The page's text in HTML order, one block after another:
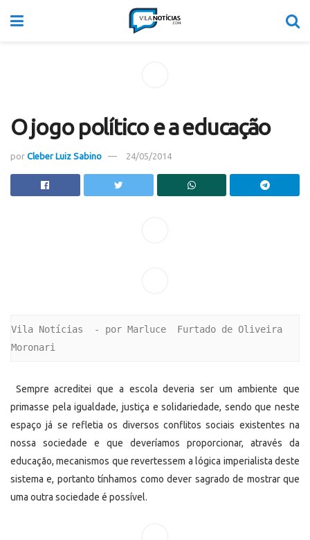
O jogo político e a educação
por Cleber Luiz Sabino 24/05/2014
Vila Notícias  - por Marluce  Furtado de Oliveira
Moronari
Sempre acreditei que a escola deveria ser um ambiente que
primasse pela igualdade, justiça e solidariedade, sendo que neste
espaço já se refletia os diversos conflitos sociais existentes na
nossa sociedade e que deveríamos proporcionar, através da
educação, mecanismos que revertessem a lógica imperialista deste
sistema e, portanto tínhamos como dever sagrado de mostrar que
uma outra sociedade é possível.